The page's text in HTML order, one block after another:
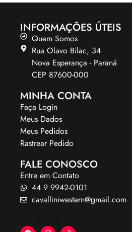
INFORMAÇÕES ÚTEIS
Quem Somos
Rua Olavo Bilac, 34
Nova Esperança - Paraná
CEP 87600-000
MINHA CONTA
Faça Login
Meus Dados
Meus Pedidos
Rastrear Pedido
FALE CONOSCO
Entre em Contato
44 9 9942-0101
cavalliniwestern@gmail.com